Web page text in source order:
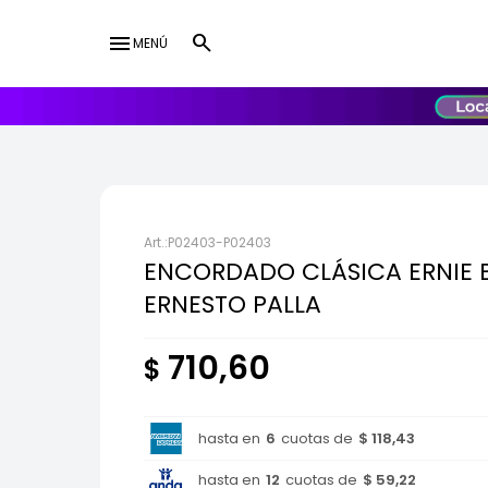
menuMENÚ
P02403-P02403
ENCORDADO CLÁSICA ERNIE
ERNESTO PALLA
$ 710,60
hasta en 6 cuotas de $ 118,43
hasta en 12 cuotas de $ 59,22